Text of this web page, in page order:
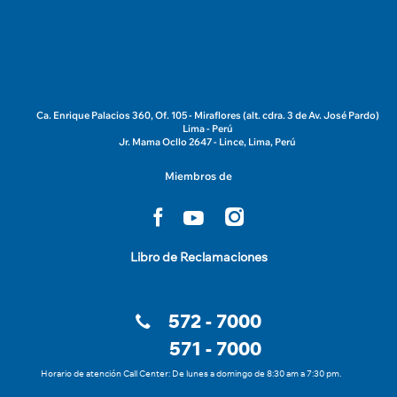
Ca. Enrique Palacios 360, Of. 105 - Miraflores (alt. cdra. 3 de Av. José Pardo)
Lima - Perú
Jr. Mama Ocllo 2647 - Lince, Lima, Perú
Miembros de
Libro de Reclamaciones
572 - 7000
571 - 7000
Horario de atención Call Center: De lunes a domingo de 8:30 am a 7:30 pm.